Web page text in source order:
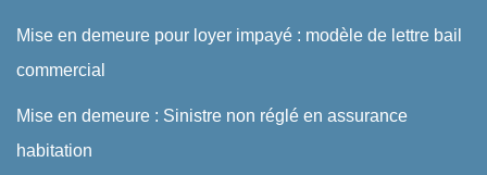
Mise en demeure pour loyer impayé : modèle de lettre bail
commercial
Mise en demeure : Sinistre non réglé en assurance
habitation